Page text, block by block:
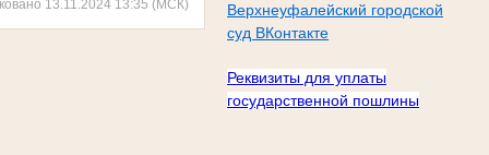
Верхнеуфалейский городской
суд ВКонтакте
Реквизиты для уплаты
государственной пошлины
13.11.2024 13:35 (МСК)